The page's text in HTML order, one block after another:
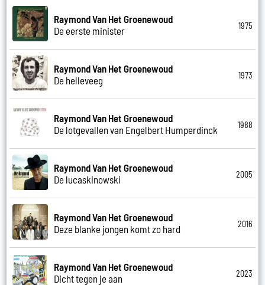
Raymond Van Het Groenewoud
De eerste minister
1975
Raymond Van Het Groenewoud
De helleveeg
1973
Raymond Van Het Groenewoud
De lotgevallen van Engelbert Humperdinck
1988
Raymond Van Het Groenewoud
De lucaskinowski
2005
Raymond Van Het Groenewoud
Deze blanke jongen komt zo hard
2016
Raymond Van Het Groenewoud
Dicht tegen je aan
2023